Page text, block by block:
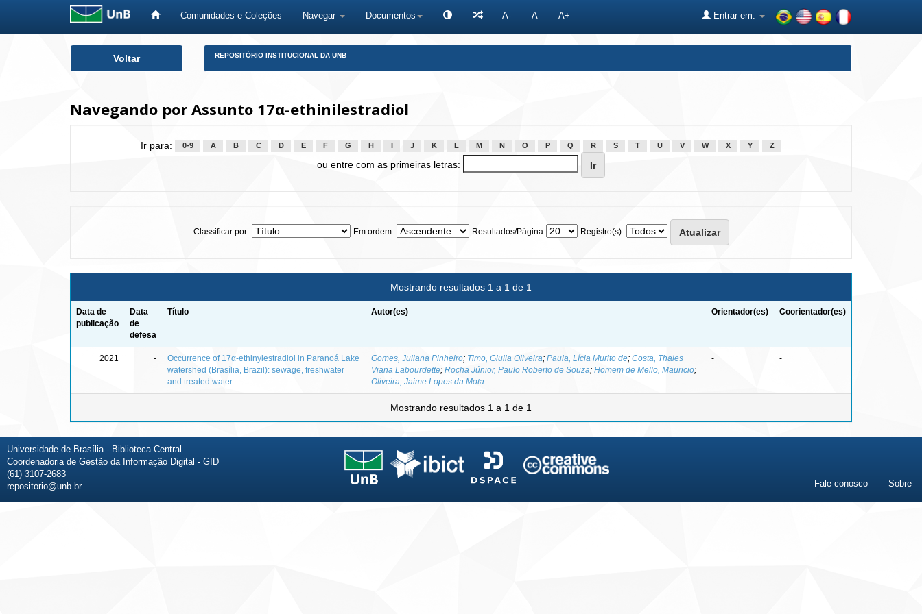
Comunidades e Coleções Navegar Documentos A- A A+ Entrar em:
Voltar REPOSITÓRIO INSTITUCIONAL DA UNB
Navegando por Assunto 17α-ethinilestradiol
Ir para: 0-9 A B C D E F G H J K L M N O P Q R S T U V W X Y Z
ou entre com as primeiras letras:
Classificar por: Em ordem: Resultados/Página Registro(s):
Mostrando resultados 1 a 1 de 1
Data de
publicação
Data
de
defesa
Título Autor(es) Orientador(es) Coorientador(es)
2021 -
Occurrence of 17α-ethinylestradiol in Paranoá Lake
watershed (Brasília, Brazil): sewage, freshwater
and treated water
Gomes, Juliana Pinheiro; Timo, Giulia Oliveira; Paula, Lícia Murito de; Costa, Thales
Viana Labourdette; Rocha Júnior, Paulo Roberto de Souza; Homem de Mello, Mauricio;
Oliveira, Jaime Lopes da Mota
- -
Mostrando resultados 1 a 1 de 1
Universidade de Brasília - Biblioteca Central
Coordenadoria de Gestão da Informação Digital - GID
(61) 3107-2683
repositorio@unb.br
Fale conosco Sobre